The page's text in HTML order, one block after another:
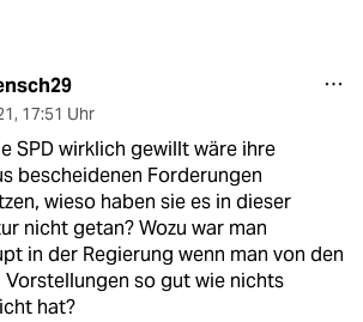
, 17:51 Uhr
SPD wirklich gewillt wäre ihre
bescheidenen Forderungen
wieso haben sie es in dieser
nicht getan? Wozu war man
in der Regierung wenn man von den
Vorstellungen so gut wie nichts
hat?